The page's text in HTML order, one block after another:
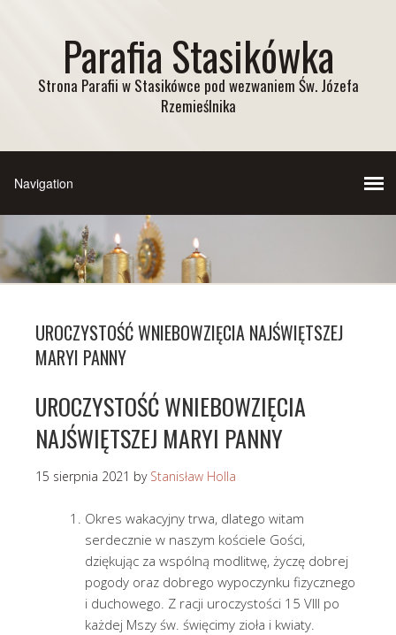
Parafia Stasikówka
Strona Parafii w Stasikówce pod wezwaniem Św. Józefa
Rzemieślnika
UROCZYSTOŚĆ WNIEBOWZIĘCIA NAJŚWIĘTSZEJ
MARYI PANNY
UROCZYSTOŚĆ WNIEBOWZIĘCIA
NAJŚWIĘTSZEJ MARYI PANNY
15 sierpnia 2021 by Stanisław Holla
Okres wakacyjny trwa, dlatego witam
serdecznie w naszym kościele Gości,
dziękując za wspólną modlitwę, życzę dobrej
pogody oraz dobrego wypoczynku fizycznego
i duchowego. Z racji uroczystości 15 VIII po
każdej Mszy św. święcimy zioła i kwiaty.